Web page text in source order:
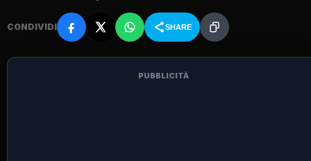
CONDIVIDI SHARE
PUBBLICITÀ